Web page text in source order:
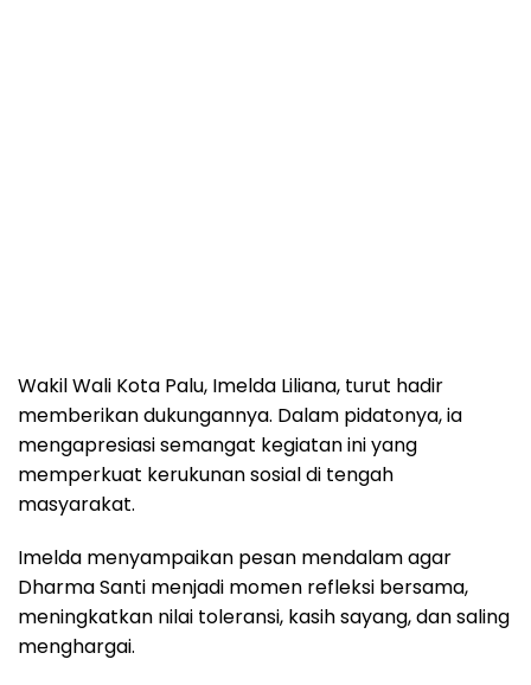
Wakil Wali Kota Palu, Imelda Liliana, turut hadir
memberikan dukungannya. Dalam pidatonya, ia
mengapresiasi semangat kegiatan ini yang
memperkuat kerukunan sosial di tengah
masyarakat.
Imelda menyampaikan pesan mendalam agar
Dharma Santi menjadi momen refleksi bersama,
meningkatkan nilai toleransi, kasih sayang, dan saling
menghargai.